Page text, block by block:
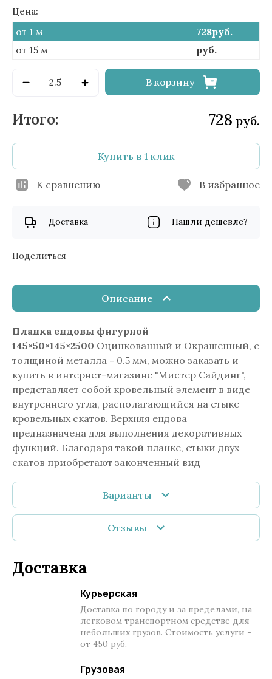
Цена:
от 1 м 728руб.
от 15 м
руб.
В корзину
728 руб.
Купить в 1 клик
К сравнению В избранное
Доставка Нашли дешевле?
Поделиться
Описание
Планка ендовы фигурной
145×50×145×2500 Оцинкованный и Окрашенный, с
толщиной металла - 0.5 мм, можно заказать и
купить в интернет-магазине "Мистер Сайдинг",
представляет собой кровельный элемент в виде
внутреннего угла, располагающийся на стыке
кровельных скатов. Верхняя ендова
предназначена для выполнения декоративных
функций. Благодаря такой планке, стыки двух
скатов приобретают законченный вид
Варианты
Отзывы
Доставка
Курьерская
Доставка по городу и за пределами, на
легковом транспортном средстве для
небольших грузов. Стоимость услуги -
от 450 руб.
Грузовая